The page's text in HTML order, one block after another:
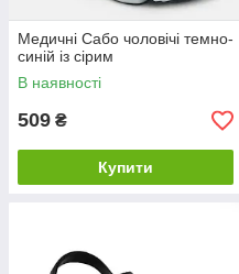
Медичні Сабо чоловічі темно-
синій із сірим
В наявності
509 ₴
Купити